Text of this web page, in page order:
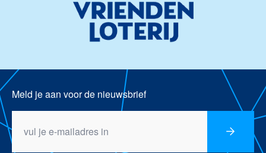
Meld je aan voor de nieuwsbrief